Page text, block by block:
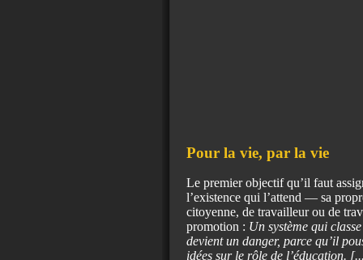
Pour la vie, par la vie
Le premier objectif qu’il faut
l’existence qui l’attend — sa
citoyenne, de travailleur ou de
promotion : Un système qui
devient un danger, parce qu’il
idées sur le rôle de l’éducation.